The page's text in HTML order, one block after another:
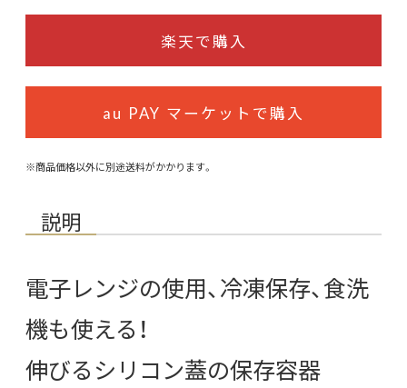
楽天で購入
au PAY マーケットで購入
※商品価格以外に別途送料がかかります。
説明
電子レンジの使用、冷凍保存、食洗
機も使える！
伸びるシリコン蓋の保存容器